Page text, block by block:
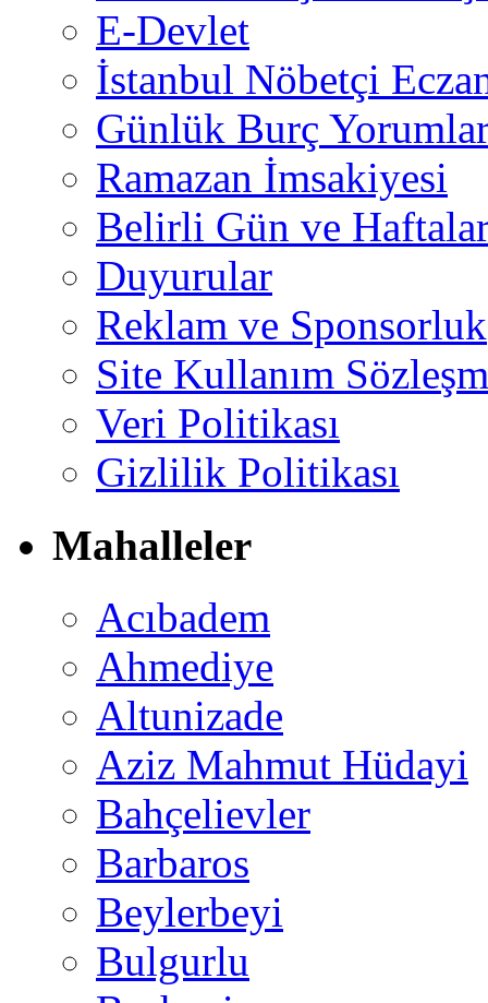
E-Devlet
İstanbul Nöbetçi
Günlük Burç
Ramazan İmsakiyesi
Belirli Gün ve
Duyurular
Reklam ve Sponsorluk
Site Kullanım
Veri Politikası
Gizlilik Politikası
Mahalleler
Acıbadem
Ahmediye
Altunizade
Aziz Mahmut Hüdayi
Bahçelievler
Barbaros
Beylerbeyi
Bulgurlu